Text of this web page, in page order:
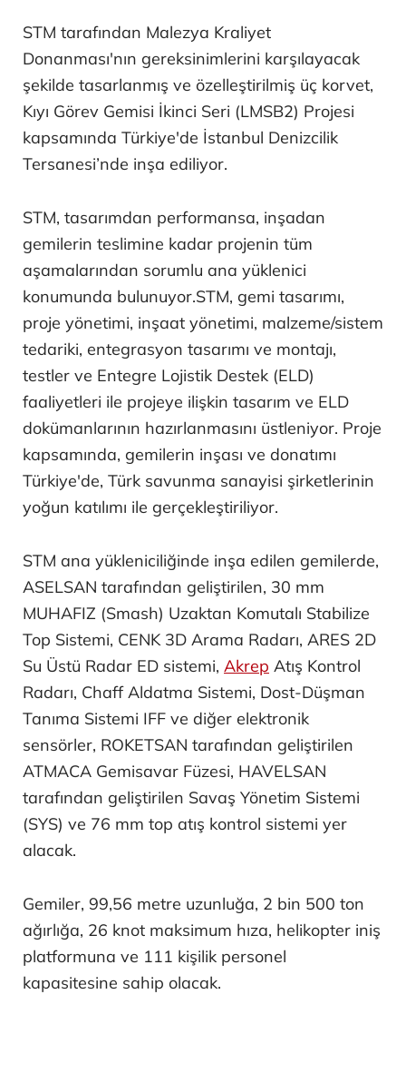
STM tarafından Malezya Kraliyet
Donanması'nın gereksinimlerini karşılayacak
şekilde tasarlanmış ve özelleştirilmiş üç korvet,
Kıyı Görev Gemisi İkinci Seri (LMSB2) Projesi
kapsamında Türkiye'de İstanbul Denizcilik
Tersanesi’nde inşa ediliyor.
STM, tasarımdan performansa, inşadan
gemilerin teslimine kadar projenin tüm
aşamalarından sorumlu ana yüklenici
konumunda bulunuyor.STM, gemi tasarımı,
proje yönetimi, inşaat yönetimi, malzeme/sistem
tedariki, entegrasyon tasarımı ve montajı,
testler ve Entegre Lojistik Destek (ELD)
faaliyetleri ile projeye ilişkin tasarım ve ELD
dokümanlarının hazırlanmasını üstleniyor. Proje
kapsamında, gemilerin inşası ve donatımı
Türkiye'de, Türk savunma sanayisi şirketlerinin
yoğun katılımı ile gerçekleştiriliyor.
STM ana yükleniciliğinde inşa edilen gemilerde,
ASELSAN tarafından geliştirilen, 30 mm
MUHAFIZ (Smash) Uzaktan Komutalı Stabilize
Top Sistemi, CENK 3D Arama Radarı, ARES 2D
Su Üstü Radar ED sistemi, Akrep Atış Kontrol
Radarı, Chaff Aldatma Sistemi, Dost-Düşman
Tanıma Sistemi IFF ve diğer elektronik
sensörler, ROKETSAN tarafından geliştirilen
ATMACA Gemisavar Füzesi, HAVELSAN
tarafından geliştirilen Savaş Yönetim Sistemi
(SYS) ve 76 mm top atış kontrol sistemi yer
alacak.
Gemiler, 99,56 metre uzunluğa, 2 bin 500 ton
ağırlığa, 26 knot maksimum hıza, helikopter iniş
platformuna ve 111 kişilik personel
kapasitesine sahip olacak.